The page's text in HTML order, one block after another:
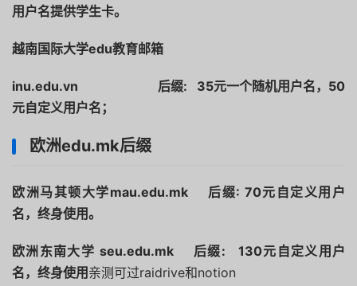
用户名提供学生卡。
越南国际大学edu教育邮箱
inu.edu.vn
后缀: 35元一个随机用户名，50
元自定义用户名；
欧洲edu.mk后缀
欧洲马其顿大学mau.edu.mk
后缀: 70元自定义用户
名，终身使用。
欧洲东南大学 seu.edu.mk
后缀: 130元自定义用户
名，终身使用 亲测可过raidrive和notion